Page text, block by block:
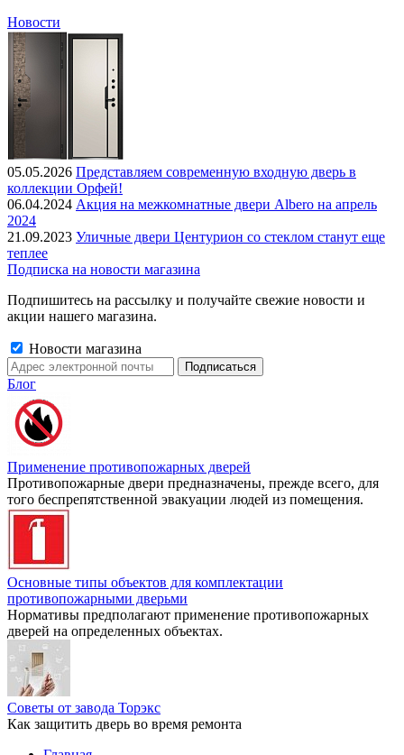
Новости
05.05.2026 Представляем современную входную дверь в
коллекции Орфей!
06.04.2024 Акция на межкомнатные двери Albero на апрель
2024
21.09.2023 Уличные двери Центурион со стеклом станут еще
теплее
Подписка на новости магазина
Подпишитесь на рассылку и получайте свежие новости и
акции нашего магазина.
Новости магазина
Блог
Применение противопожарных дверей
Противопожарные двери предназначены, прежде всего, для
того беспрепятственной эвакуации людей из помещения.
Основные типы объектов для комплектации
противопожарными дверьми
Нормативы предполагают применение противопожарных
дверей на определенных объектах.
Советы от завода Торэкс
Как защитить дверь во время ремонта